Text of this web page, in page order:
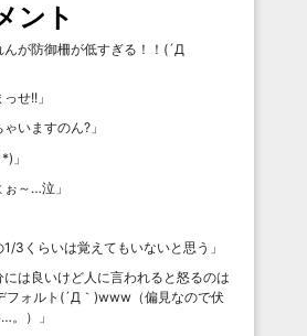
ント
んが防御柵が低すぎる！！(´Д
っせ!! 」
ゃいますのん? 」
」
ぉ～…泣 」
1/3くらいは覚えてもいないと思う 」
には良いけど人に言われると怒るのは
ォルト(´Д｀)www（偏見なので伏
。）
」